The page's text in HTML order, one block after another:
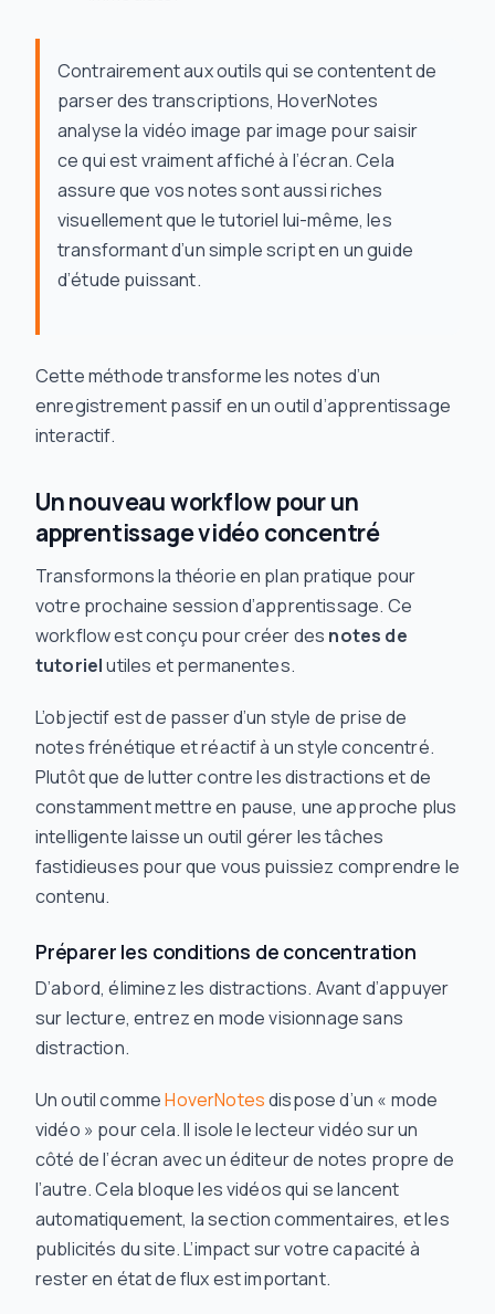
Contrairement aux outils qui se contentent de
parser des transcriptions, HoverNotes
analyse la vidéo image par image pour saisir
ce qui est vraiment affiché à l’écran. Cela
assure que vos notes sont aussi riches
visuellement que le tutoriel lui-même, les
transformant d’un simple script en un guide
d’étude puissant.
Cette méthode transforme les notes d’un
enregistrement passif en un outil d’apprentissage
interactif.
Un nouveau workflow pour un
apprentissage vidéo concentré
Transformons la théorie en plan pratique pour
votre prochaine session d’apprentissage. Ce
workflow est conçu pour créer des notes de
tutorielutiles et permanentes.
L’objectif est de passer d’un style de prise de
notes frénétique et réactif à un style concentré.
Plutôt que de lutter contre les distractions et de
constamment mettre en pause, une approche plus
intelligente laisse un outil gérer les tâches
fastidieuses pour que vous puissiez comprendre le
contenu.
Préparer les conditions de concentration
D’abord, éliminez les distractions. Avant d’appuyer
sur lecture, entrez en mode visionnage sans
distraction.
Un outil commeHoverNotesdispose d’un « mode
vidéo » pour cela. Il isole le lecteur vidéo sur un
côté de l’écran avec un éditeur de notes propre de
l’autre. Cela bloque les vidéos qui se lancent
automatiquement, la section commentaires, et les
publicités du site. L’impact sur votre capacité à
rester en état de flux est important.